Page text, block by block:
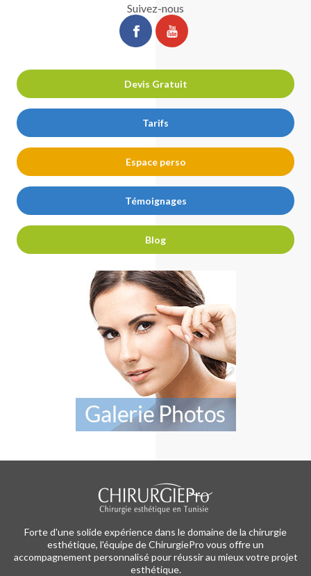
Suivez-nous
ChirurgiePro
sur
ChirurgiePro
sur
Devis Gratuit
Tarifs
Espace perso
Témoignages
Blog
Forte d'une solide expérience dans le domaine de la chirurgie
esthétique, l'équipe de ChirurgiePro vous offre un
accompagnement personnalisé pour réussir au mieux votre projet
esthétique.